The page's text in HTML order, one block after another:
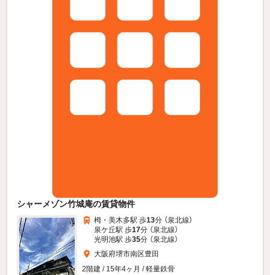
シャーメゾン竹城庵の賃貸物件
栂・美木多駅 歩13分 （泉北線）
泉ケ丘駅 歩17分 （泉北線）
光明池駅 歩35分 （泉北線）
大阪府堺市南区豊田
2階建 / 15年4ヶ月 / 軽量鉄骨